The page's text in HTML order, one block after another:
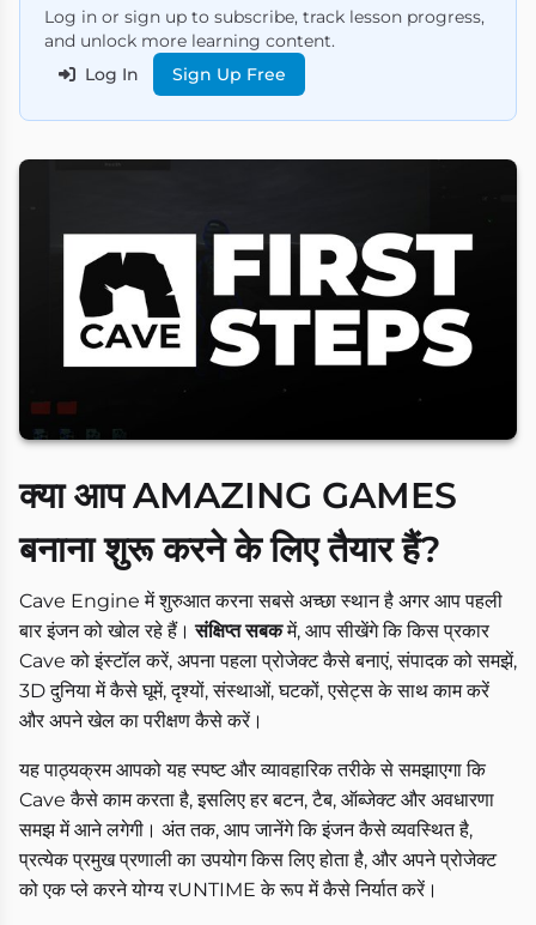
Log in or sign up to subscribe, track lesson progress,
and unlock more learning content.
Log In
Sign Up Free
क्या आप AMAZING GAMES
बनाना शुरू करने के लिए तैयार हैं?
Cave Engine में शुरुआत करना सबसे अच्छा स्थान है अगर आप पहली
बार इंजन को खोल रहे हैं।संक्षिप्त सबकमें, आप सीखेंगे कि किस प्रकार
Cave को इंस्टॉल करें, अपना पहला प्रोजेक्ट कैसे बनाएं, संपादक को समझें,
3D दुनिया में कैसे घूमें, दृश्यों, संस्थाओं, घटकों, एसेट्स के साथ काम करें
और अपने खेल का परीक्षण कैसे करें।
यह पाठ्यक्रम आपको यह स्पष्ट और व्यावहारिक तरीके से समझाएगा कि
Cave कैसे काम करता है, इसलिए हर बटन, टैब, ऑब्जेक्ट और अवधारणा
समझ में आने लगेगी। अंत तक, आप जानेंगे कि इंजन कैसे व्यवस्थित है,
प्रत्येक प्रमुख प्रणाली का उपयोग किस लिए होता है, और अपने प्रोजेक्ट
को एक प्ले करने योग्य रUNTIME के रूप में कैसे निर्यात करें।